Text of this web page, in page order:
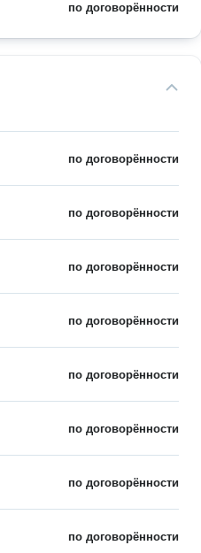
по договорённости
по договорённости
по договорённости
по договорённости
по договорённости
по договорённости
по договорённости
по договорённости
по договорённости